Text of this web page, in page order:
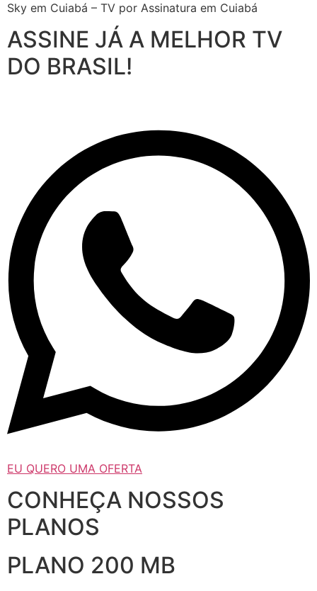
Sky em Cuiabá – TV por Assinatura em Cuiabá
ASSINE JÁ A MELHOR TV
DO BRASIL!
EU QUERO UMA OFERTA
CONHEÇA NOSSOS
PLANOS
PLANO 200 MB